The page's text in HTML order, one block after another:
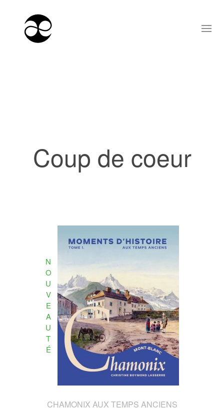
Coup de coeur
N
O
U
V
E
A
U
T
É
CHAMONIX AUX TEMPS ANCIENS